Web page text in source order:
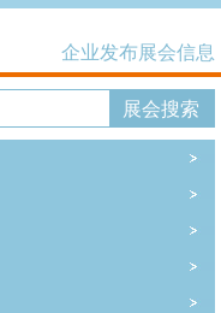
企业发布展会信息